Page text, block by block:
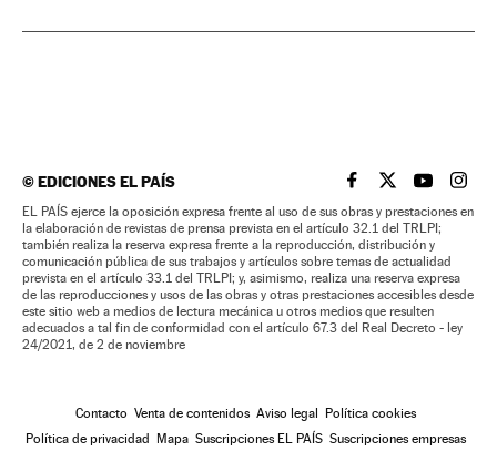
©EDICIONES EL PAÍS EL PAÍS BRASIL EN
EL PAÍSEL PAÍS
EL
EL PAÍS ejerce la oposición expresa frente al uso de sus obras y prestaciones en
la elaboración de revistas de prensa prevista en el artículo 32.1 del TRLPI;
también realiza la reserva expresa frente a la reproducción, distribución y
comunicación pública de sus trabajos y artículos sobre temas de actualidad
prevista en el artículo 33.1 del TRLPI; y, asimismo, realiza una reserva expresa
de las reproducciones y usos de las obras y otras prestaciones accesibles desde
este sitio web a medios de lectura mecánica u otros medios que resulten
adecuados a tal fin de conformidad con el artículo 67.3 del Real Decreto - ley
24/2021, de 2 de noviembre
Contacto Venta de contenidos Aviso legal
Política cookies
Política de privacidad
Mapa Suscripciones EL PAÍS Suscripciones empresas